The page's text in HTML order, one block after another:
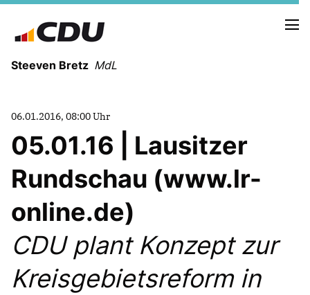
Steeven Bretz MdL
VITA
WAHLKREISBESUCHE
PRESSEFOTOS
MEIN BÜRGERBÜRO
MEIN WAHLKREIS
ZIELE
06.01.2016, 08:00 Uhr
05.01.16 | Lausitzer
Rundschau (www.lr-
online.de)
CDU plant Konzept zur
Kreisgebietsreform in